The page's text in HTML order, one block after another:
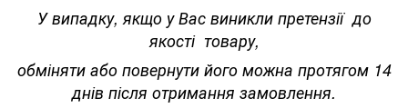
У випадку, якщо у Вас виникли претензії до
якості товару,
обміняти або повернути його можна протягом 14
днів після отримання замовлення.